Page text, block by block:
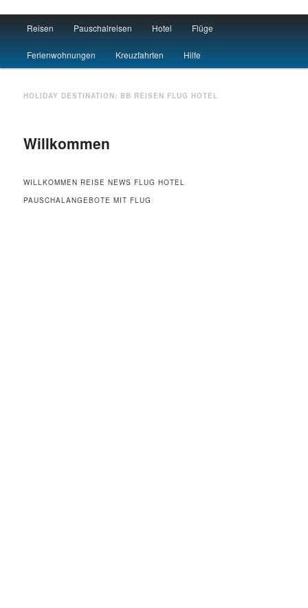
Travel : De
Skip to primary content
Skip to secondary content
Reisen Pauschalreisen Hotel Flüge
Ferienwohnungen Kreuzfahrten Hilfe
HOLIDAY DESTINATION: BB REISEN FLUG HOTEL
Willkommen
WILLKOMMEN REISE NEWS FLUG HOTEL
PAUSCHALANGEBOTE MIT FLUG